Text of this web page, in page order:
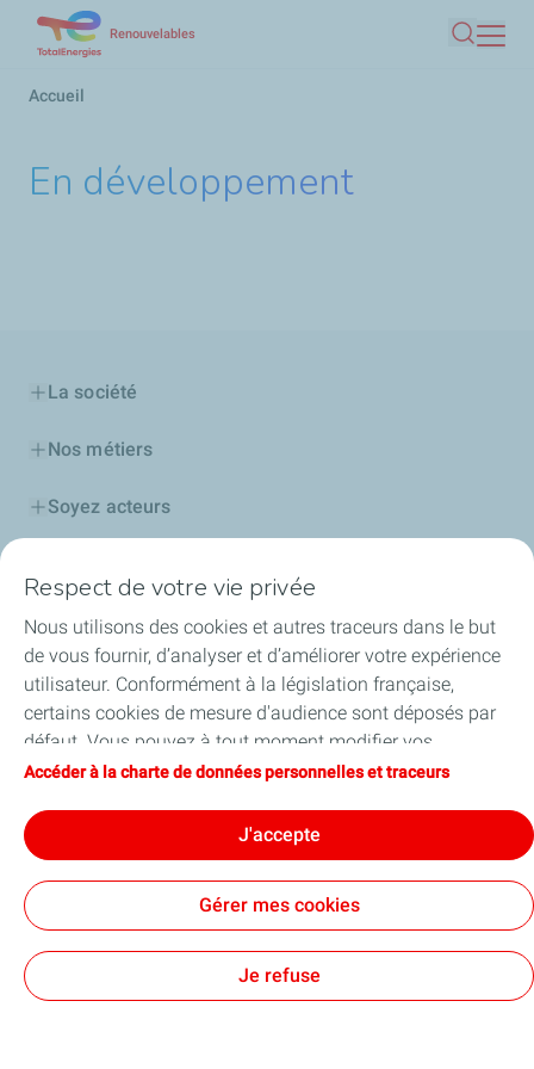
Renouvelables
Fil
Accueil
En développement
La société
Nos métiers
Soyez acteurs
Médias
ContactMentions légalesDonnées personnelles et cookies
Accessibilité : partiellement conformePlan du siteCookies
TotalEnergies 2026
Respect de votre vie privée
Nous utilisons des cookies et autres traceurs dans le but
de vous fournir, d’analyser et d’améliorer votre expérience
utilisateur. Conformément à la législation française,
certains cookies de mesure d'audience sont déposés par
défaut. Vous pouvez à tout moment modifier vos
paramètres de cookies en cliquant sur le bouton « Gérer
vous acceptez le dépôt de l’ensemble des cookies. Dans le
cas où vous cliquez sur « Je refuse », seuls les cookies
techniques nécessaires au bon fonctionnement du site
seront utilisés. Pour plus d’informations, vous pouvez
traceurs ».
Accéder à la charte de données personnelles et traceurs
J'accepte
Gérer mes cookies
Je refuse